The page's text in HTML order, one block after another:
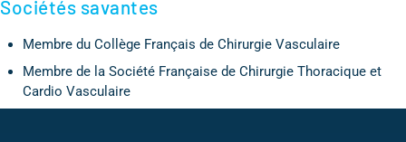
Sociétés savantes
Membre du Collège Français de Chirurgie Vasculaire
Membre de la Société Française de Chirurgie Thoracique et
Cardio Vasculaire